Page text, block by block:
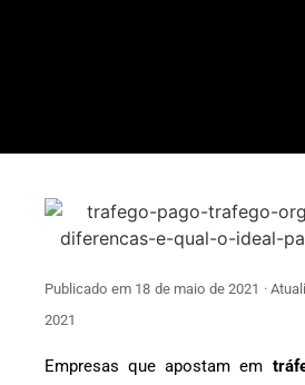
Publicado em 18 de maio de 2021 ·
2021
Empresas que apostam em